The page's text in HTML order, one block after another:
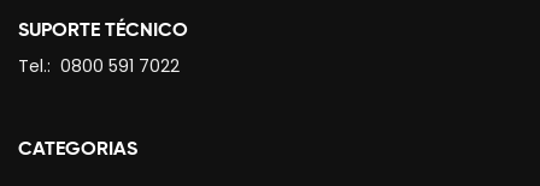
SUPORTE TÉCNICO
Tel.: 0800 591 7022
CATEGORIAS